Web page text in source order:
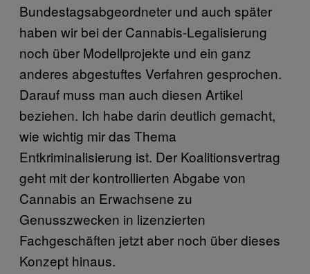
Bundestagsabgeordneter und auch später
haben wir bei der Cannabis-Legalisierung
noch über Modellprojekte und ein ganz
anderes abgestuftes Verfahren gesprochen.
Darauf muss man auch diesen Artikel
beziehen. Ich habe darin deutlich gemacht,
wie wichtig mir das Thema
Entkriminalisierung ist. Der Koalitionsvertrag
geht mit der kontrollierten Abgabe von
Cannabis an Erwachsene zu
Genusszwecken in lizenzierten
Fachgeschäften jetzt aber noch über dieses
Konzept hinaus.